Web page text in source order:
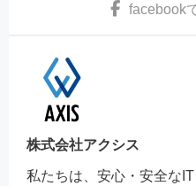
facebook
株式会社アクシス
私たちは、安心・安全な